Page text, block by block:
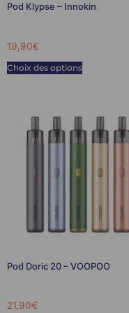
Pod Klypse – Innokin
19,90€
Choix des options
Pod Doric 20 – VOOPOO
21,90€